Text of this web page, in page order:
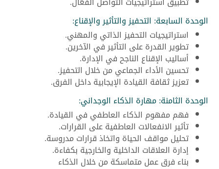
الوحدة السابعة: التحفيز والتأثير والإقناع:
استراتيجيات التحفيز الذاتي والمهني.
تطوير القدرة على التأثير في الآخرين.
أساليب الإقناع الناجح في الإدارة.
تحسين الأداء الجماعي من خلال التحفيز.
تعزيز ثقافة القيادة الإيجابية داخل الفرق.
الوحدة الثامنة: مهارة الذكاء الوجداني:
فهم مفهوم الذكاء العاطفي في القيادة.
تأثير الانفعالات العاطفية على القرارات.
تحليل مواقف الحياة واتخاذ قرارات مدروسة.
إدارة العلاقات الداخلية والخارجية بكفاءة.
بناء فرق عمل متماسكة من خلال الذكاء